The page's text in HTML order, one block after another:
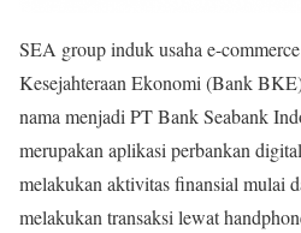
SEA group induk usaha e-
Kesejahteraan Ekonomi (Bank
nama menjadi PT Bank Seabank
merupakan aplikasi perbankan
melakukan aktivitas finansial mulai
melakukan transaksi lewat